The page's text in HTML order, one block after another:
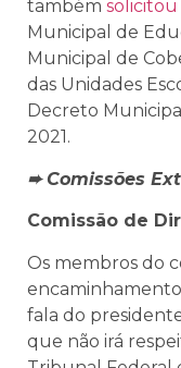
também
Municipal de
Municipal de
das Unidades
Decreto
2021.
➨ Comissões
Comissão de
Os membros do
fala do
que não irá